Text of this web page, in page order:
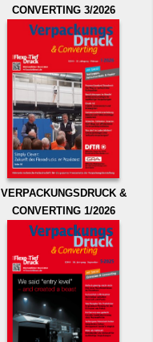
CONVERTING 3/2026
VERPACKUNGSDRUCK &
CONVERTING 1/2026